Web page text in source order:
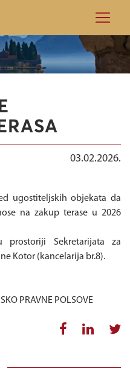
03.02.2026.
ugostiteljskih objekata da
na zakup terase u 2026
Sekretarijata za
Kotor (kancelarija br.8).
PRAVNE POLSOVE